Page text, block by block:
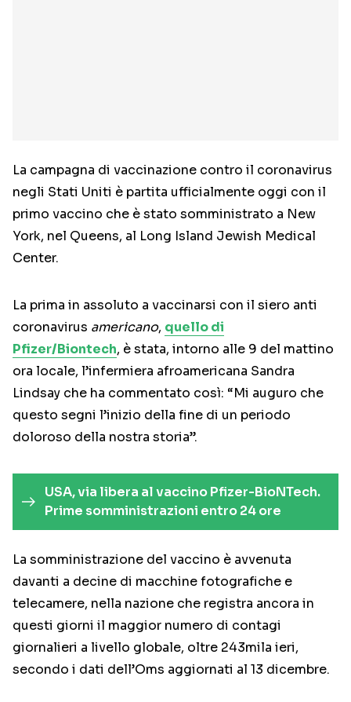
La campagna di vaccinazione contro il coronavirus
negli Stati Uniti è partita ufficialmente oggi con il
primo vaccino che è stato somministrato a New
York, nel Queens, al Long Island Jewish Medical
Center.
La prima in assoluto a vaccinarsi con il siero anti
coronavirus americano, quello di
Pfizer/Biontech, è stata, intorno alle 9 del mattino
ora locale, l’infermiera afroamericana Sandra
Lindsay che ha commentato così: “Mi auguro che
questo segni l’inizio della fine di un periodo
doloroso della nostra storia”.
USA, via libera al vaccino Pfizer-BioNTech.
Prime somministrazioni entro 24 ore
La somministrazione del vaccino è avvenuta
davanti a decine di macchine fotografiche e
telecamere, nella nazione che registra ancora in
questi giorni il maggior numero di contagi
giornalieri a livello globale, oltre 243mila ieri,
secondo i dati dell’Oms aggiornati al 13 dicembre.